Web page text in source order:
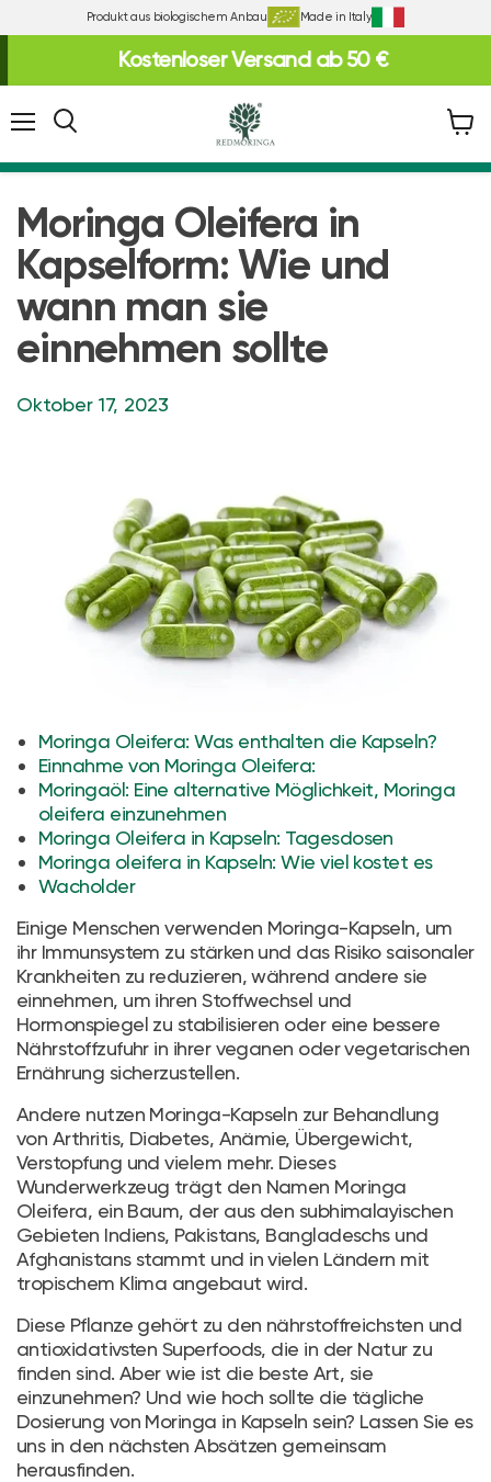
Produkt aus biologischem Anbau Made in Italy
Kostenloser Versand ab 50 €
von
Moringa Oleifera in
Kapselform: Wie und
wann man sie
einnehmen sollte
Oktober 17, 2023
Moringa Oleifera: Was enthalten die Kapseln?
Einnahme von Moringa Oleifera:
Moringaöl: Eine alternative Möglichkeit, Moringa
oleifera einzunehmen
Moringa Oleifera in Kapseln: Tagesdosen
Moringa oleifera in Kapseln: Wie viel kostet es
Wacholder
Einige Menschen verwenden Moringa-Kapseln, um
ihr Immunsystem zu stärken und das Risiko saisonaler
Krankheiten zu reduzieren, während andere sie
einnehmen, um ihren Stoffwechsel und
Hormonspiegel zu stabilisieren oder eine bessere
Nährstoffzufuhr in ihrer veganen oder vegetarischen
Ernährung sicherzustellen.
Andere nutzen Moringa-Kapseln zur Behandlung
von Arthritis, Diabetes, Anämie, Übergewicht,
Verstopfung und vielem mehr. Dieses
Wunderwerkzeug trägt den Namen Moringa
Oleifera, ein Baum, der aus den subhimalayischen
Gebieten Indiens, Pakistans, Bangladeschs und
Afghanistans stammt und in vielen Ländern mit
tropischem Klima angebaut wird.
Diese Pflanze gehört zu den nährstoffreichsten und
antioxidativsten Superfoods, die in der Natur zu
finden sind. Aber wie ist die beste Art, sie
einzunehmen? Und wie hoch sollte die tägliche
Dosierung von Moringa in Kapseln sein? Lassen Sie es
uns in den nächsten Absätzen gemeinsam
herausfinden.